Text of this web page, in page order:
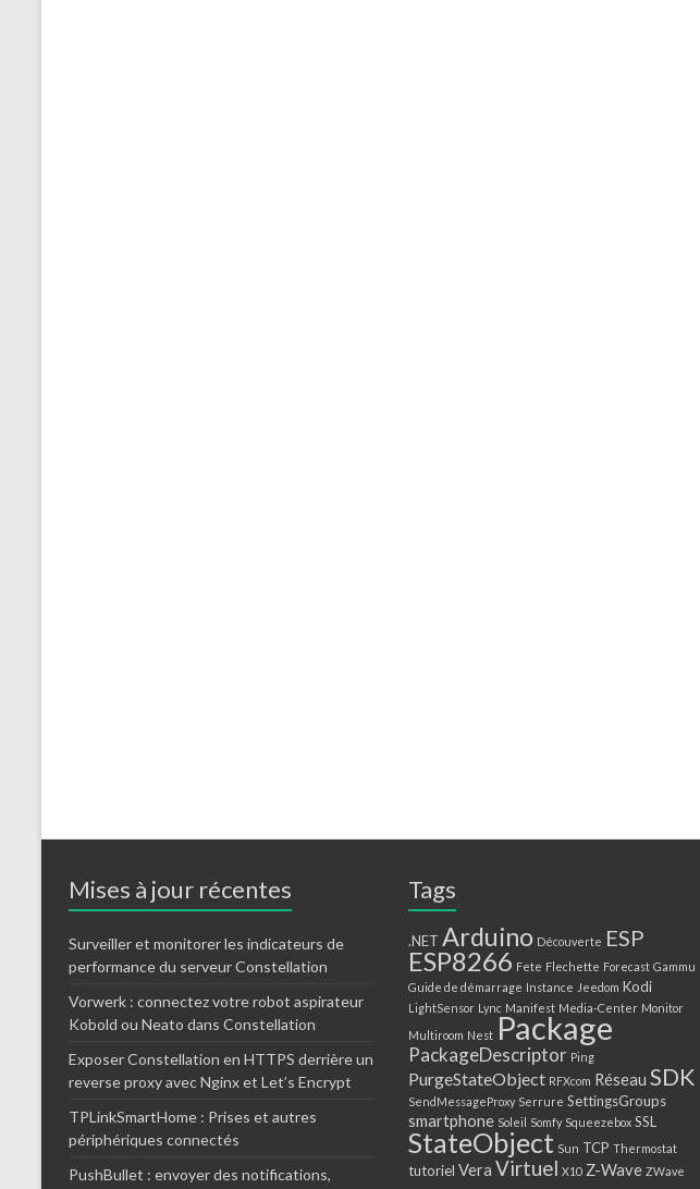
Mises à jour récentes
Surveiller et monitorer les indicateurs de
performance du serveur Constellation
Vorwerk : connectez votre robot aspirateur
Kobold ou Neato dans Constellation
Exposer Constellation en HTTPS derrière un
reverse proxy avec Nginx et Let’s Encrypt
TPLinkSmartHome : Prises et autres
périphériques connectés
PushBullet : envoyer des notifications,
Tags
.NET Arduino Découverte ESP
ESP8266 Fete Flechette Forecast Gammu
Guide de démarrage Instance Jeedom Kodi
LightSensor Lync Manifest Media-Center Monitor
Multiroom Nest Package
PackageDescriptor Ping
PurgeStateObject RFXcom Réseau SDK
SendMessageProxy Serrure SettingsGroups
smartphone Soleil Somfy Squeezebox SSL
StateObject Sun TCP Thermostat
tutoriel Vera Virtuel X10 Z-Wave ZWave